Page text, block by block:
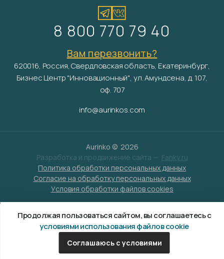
8 800 770 79 40
Вам перезвонить?
620016, Россия, Свердловская область, Екатеринбург,
Бизнес Центр "Инновационный", ул. Амундсена, д. 107,
оф. 707
info@aurinkos.com
Aurinko © 2026
Разработка и продвижение сайта — Fanky.ru
Политика обработки персональных данных
Согласие на обработку персональных данных
Условия обработки файлов cookies
Продолжая пользоваться сайтом, вы соглашаетесь с
условиями использования файлов cookie
Соглашаюсь с условиями